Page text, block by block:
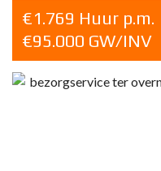
€1.769 Huur p.m.
€95.000 GW/INV